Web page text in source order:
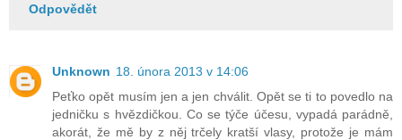
Odpovědět
Unknown 18. února 2013 v 14:06
Peťko opět musím jen a jen chválit. Opět se ti to povedlo na
jedničku s hvězdičkou. Co se týče účesu, vypadá parádně,
akorát, že mě by z něj trčely kratší vlasy, protože je mám